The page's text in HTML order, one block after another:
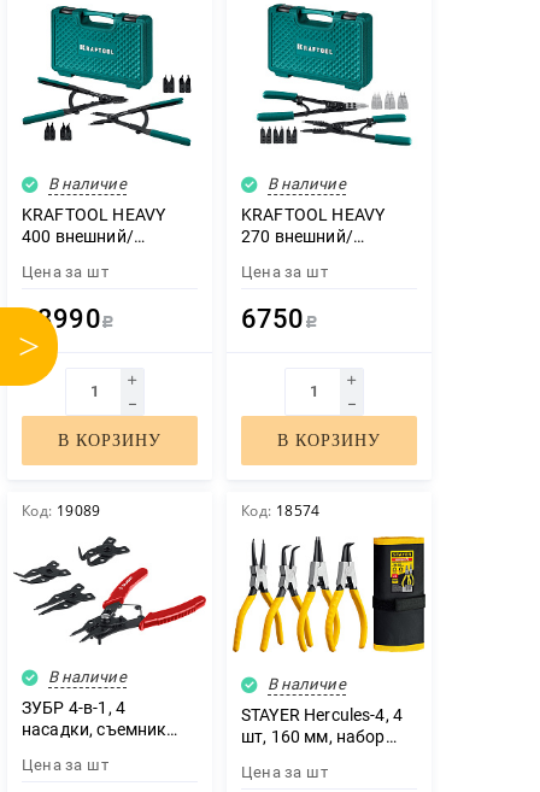
Пиломатериалы
Декор
Изоляция
Продукция из
дерева
>
В наличие
KRAFTOOL HEAVY
400 внешний/
стопорных колец
Цена за шт
13990 Р
В КОРЗИНУ
В наличие
KRAFTOOL HEAVY
270 внешний/
стопорных колец
Цена за шт
6750 Р
В КОРЗИНУ
Код: 19089
В наличие
ЗУБР 4-в-1, 4
насадки, съемник
(2283)
Цена за шт
Код: 18574
В наличие
STAYER Hercules-4, 4
шт, 160 мм, набор
стопорных колец
Цена за шт